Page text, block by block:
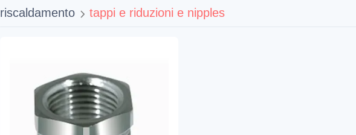
riscaldamento tappi e riduzioni e nipples